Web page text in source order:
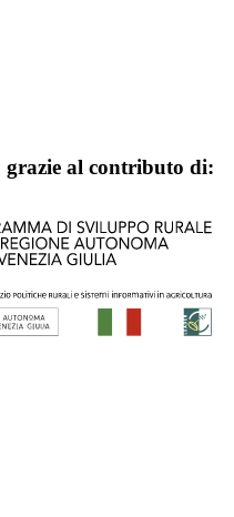
grazie al contributo di: